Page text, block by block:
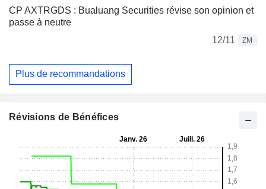
CP AXTRGDS : Bualuang Securities révise son opinion et
passe à neutre
12/11
ZM
Plus de recommandations
Révisions de Bénéfices